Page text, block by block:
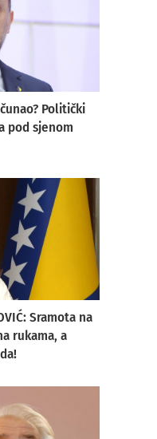
Politički
pod sjenom
Sramota na
rukama, a